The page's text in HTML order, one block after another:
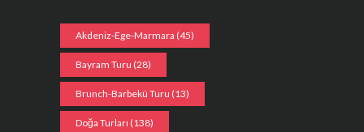
Akdeniz-Ege-Marmara (45)
Bayram Turu (28)
Brunch-Barbekü Turu (13)
Doğa Turları (138)